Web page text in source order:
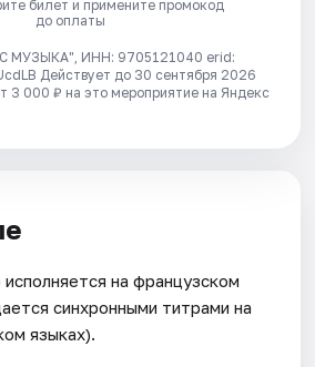
билет и примените промокод
до оплаты
МУЗЫКА", ИНН: 9705121040 erid:
Действует до 30 сентября 2026
3 000 ₽ на это мероприятие на Яндекс
на французском
синхронными титрами на
языках).